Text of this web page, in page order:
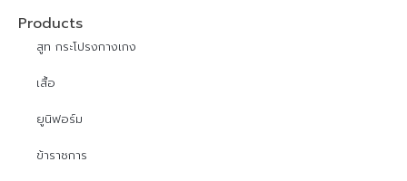
Products
สูท กระโปรงกางเกง
เสื้อ
ยูนิฟอร์ม
ข้าราชการ